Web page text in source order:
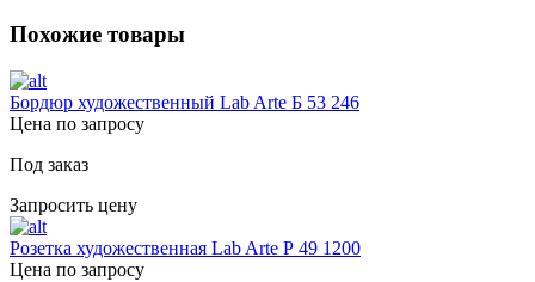
Похожие товары
Бордюр художественный Lab Arte Б 53 246
Цена по запросу
Под заказ
Запросить цену
Розетка художественная Lab Arte Р 49 1200
Цена по запросу